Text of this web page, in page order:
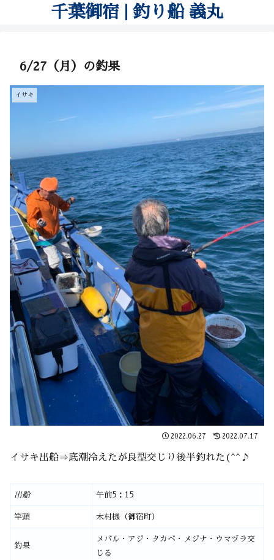
千葉御宿 | 釣り船 義丸
6/27（月）の釣果
イサキ
2022.06.27 2022.07.17
イサキ出船⇒底潮冷えたが良型交じり後半釣れた(^^♪
出船 午前5：15
竿頭 木村様（御宿町）
釣果
メバル・アジ・タカベ・メジナ・ウマヅラ交
じる